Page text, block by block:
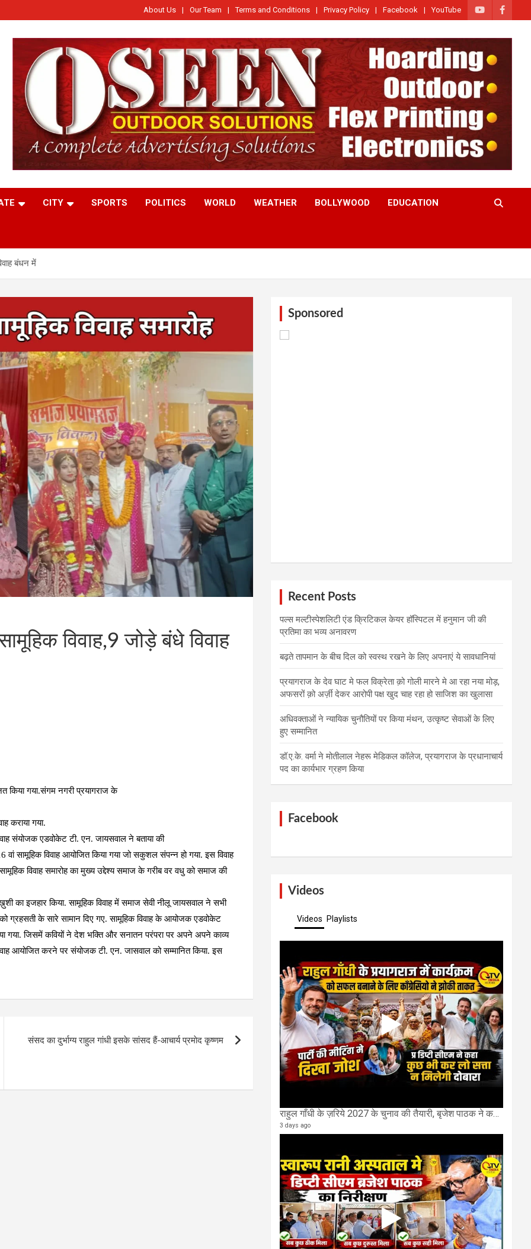
About Us Our Team Terms and Conditions Privacy Policy Facebook YouTube
CITY SPORTS POLITICS WORLD WEATHER BOLLYWOOD EDUCATION
बंधन में
विवाह,9 जोड़े बंधे विवाह
किया गया.संगम नगरी प्रयागराज के
कराया गया.
संयोजक एडवोकेट टी. एन. जायसवाल ने बताया की
सामूहिक विवाह आयोजित किया गया जो सकुशल संपन्न हो गया. इस विवाह
विवाह समारोह का मुख्य उद्देश्य समाज के गरीब वर वधु को समाज की
इजहार किया. सामूहिक विवाह में समाज सेवी नीलू जायसवाल ने सभी
ग्रहसती के सारे सामान दिए गए. सामूहिक विवाह के आयोजक एडवोकेट
जिसमें कवियों ने देश भक्ति और सनातन परंपरा पर अपने अपने काव्य
आयोजित करने पर संयोजक टी. एन. जासवाल को सम्मानित किया. इस
संसद का दुर्भाग्य राहुल गांधी इसके सांसद हैं-आचार्य प्रमाेद कृष्णम
Sponsored
Recent Posts
पल्स मल्टीस्पेशलिटी एंड क्रिटिकल केयर हॉस्पिटल में हनुमान जी की
प्रतिमा का भव्य अनावरण
बढ़ते तापमान के बीच दिल को स्वस्थ रखने के लिए अपनाएं ये सावधानियां
प्रयागराज के देव घाट मे फल विक्रेता क़ो गोली मारने मे आ रहा नया मोड़,
अफसरों क़ो अर्ज़ी देकर आरोपी पक्ष खुद चाह रहा हो साजिश का खुलासा
अधिवक्ताओं ने न्यायिक चुनौतियों पर किया मंथन, उत्कृष्ट सेवाओं के लिए
हुए सम्मानित
डॉ.ए.के. वर्मा ने मोतीलाल नेहरू मेडिकल कॉलेज, प्रयागराज के प्रधानाचार्य
पद का कार्यभार ग्रहण किया
Facebook
Videos
Videos Playlists
राहुल गाँधी के ज़रिये 2027 के चुनाव की तैयारी, बृजेश पाठक ने कहा चुक चुकी हैं कांग्रेस
3 days ago